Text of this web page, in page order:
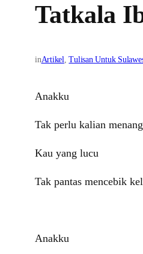
Tatkala
inArtikel, Tulisan Untuk
Anakku
Tak perlu kalian
Kau yang lucu
Tak pantas mencebik
Anakku